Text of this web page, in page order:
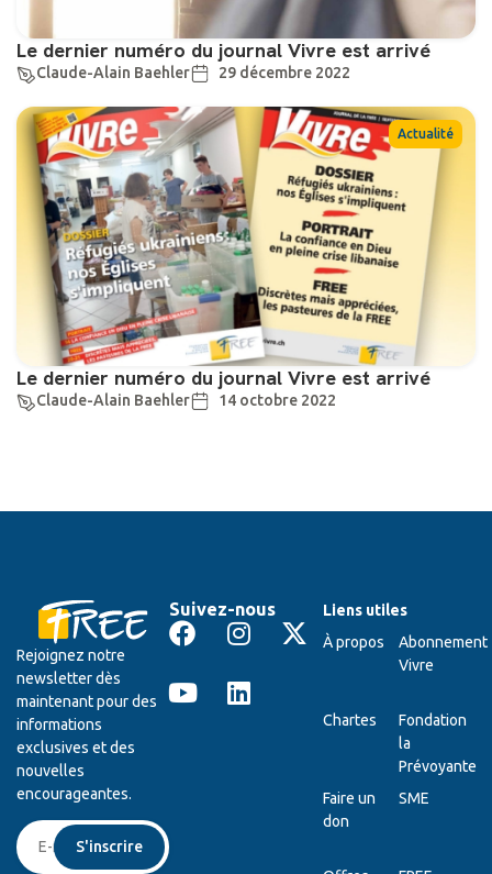
Le dernier numéro du journal Vivre est arrivé
Claude-Alain Baehler 29 décembre 2022
Actualité
Le dernier numéro du journal Vivre est arrivé
Claude-Alain Baehler 14 octobre 2022
Rejoignez notre
newsletter dès
maintenant pour des
informations
exclusives et des
nouvelles
encourageantes.
S'inscrire
Liens utiles
À propos
Abonnement
Vivre
Chartes
Fondation
la
Prévoyante
Faire un
don
SME
Suivez-nous